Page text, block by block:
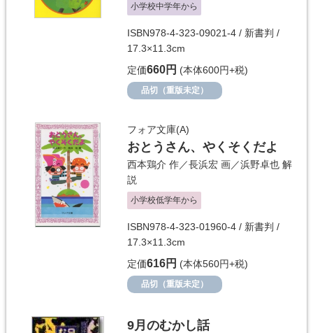
小学校中学年から
ISBN978-4-323-09021-4 / 新書判 /
17.3×11.3cm
定価660円 (本体600円+税)
品切（重版未定）
フォア文庫(A)
おとうさん、やくそくだよ
西本鶏介 作／長浜宏 画／浜野卓也 解
説
小学校低学年から
ISBN978-4-323-01960-4 / 新書判 /
17.3×11.3cm
定価616円 (本体560円+税)
品切（重版未定）
9月のむかし話